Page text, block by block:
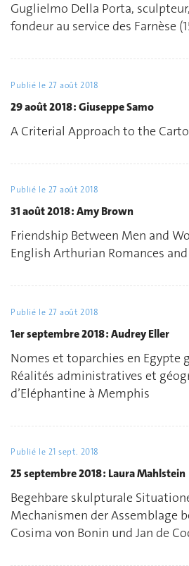
Guglielmo Della Porta,
fondeur au service des Farnèse
Publié le 27 août 2018
29 août 2018 : Giuseppe Samo
A Criterial Approach to the
Publié le 27 août 2018
31 août 2018 : Amy Brown
Friendship Between Men and
English Arthurian Romances
Publié le 27 août 2018
1er septembre 2018 : Audrey Eller
Nomes et toparchies en Egypte
Réalités administratives et
d’Eléphantine à Memphis
Publié le 21 sept. 2018
25 septembre 2018 : Laura Mahlstein
Begehbare skulpturale
Mechanismen der Assemblage
Cosima von Bonin und Jan de